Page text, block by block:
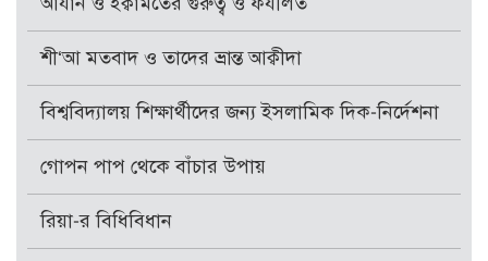
শী‘আ মতবাদ ও তাদের ভ্রান্ত আক্বীদা
বিশ্ববিদ্যালয় শিক্ষার্থীদের জন্য ইসলামিক দিক-নির্দেশনা
গোপন পাপ থেকে বাঁচার উপায়
রিয়া-র বিধিবিধান